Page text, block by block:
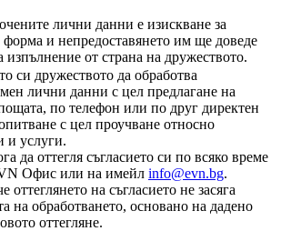
лични данни е изискване за
форма и непредоставянето им ще доведе
изпълнение от страна на дружеството.
си дружеството да обработва
лични данни с цел предлагане на
по телефон или по друг директен
с цел проучване относно
и услуги.
да оттегля съгласието си по всяко време
Офис или на имейл info@evn.bg.
на съгласието не засяга
на обработването, основано на дадено
оттегляне.